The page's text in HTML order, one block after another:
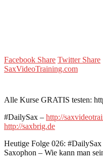
Facebook Share Twitter Share
SaxVideoTraining.com
Alle Kurse GRATIS testen:
#DailySax – http://
http://saxbrig.de
Heutige Folge 026:
Saxophon – Wie kann man